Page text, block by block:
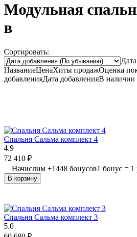
Модульная
в
Сортировать:
НазваниеЦенаХиты продажОценка
добавленияДата добавленияВ наличии
Спальня Сальма комплект 4
4.9
72 410 ₽
Начислим +1448 бонусов1 бонус = 1
В корзину
Спальня Сальма комплект 3
5.0